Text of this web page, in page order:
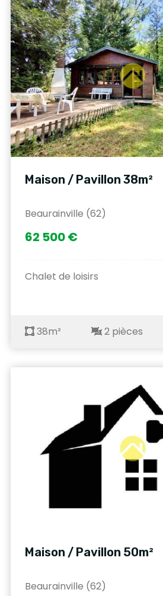
Maison / Pavillon 38m²
Beaurainville (62)
62 500 €
Chalet de loisirs
38m² 2 pièces
Maison / Pavillon 50m²
Beaurainville (62)